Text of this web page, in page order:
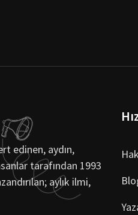
edinen, aydın,
tarafından 1993
aylık ilmi,